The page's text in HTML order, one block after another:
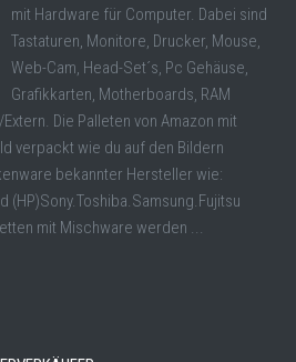
mit Hardware für Computer. Dabei sind
Tastaturen, Monitore, Drucker, Mouse,
Web-Cam, Head-Set´s, Pc Gehäuse,
Grafikkarten, Motherboards, RAM
Die Palleten von Amazon mit
verpackt wie du auf den Bildern
bekannter Hersteller wie:
(HP)Sony.Toshiba.Samsung.Fujitsu
mit Mischware werden ...